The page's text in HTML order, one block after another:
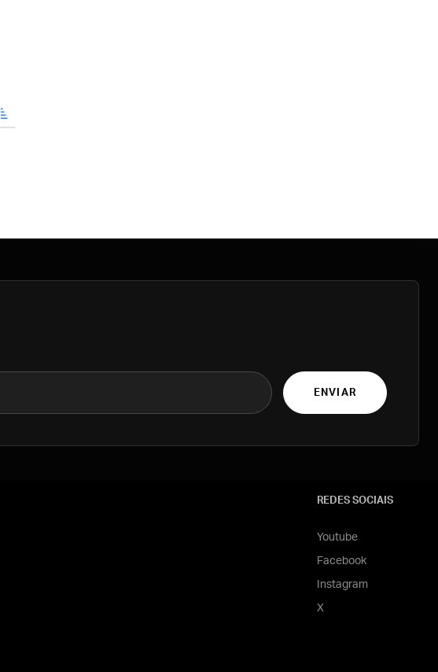
ENVIAR
REDES SOCIAIS
Youtube
Facebook
Instagram
X